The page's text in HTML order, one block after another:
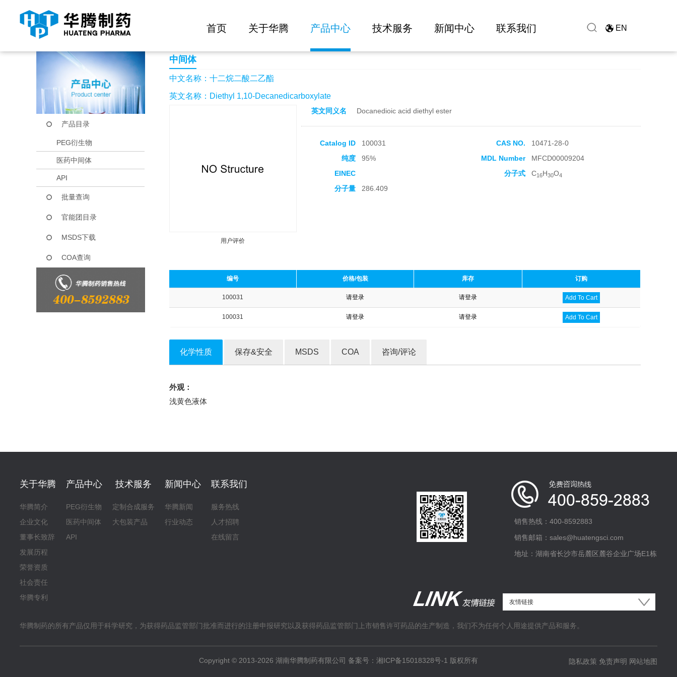
首页 关于华腾 产品中心 技术服务 新闻中心 联系我们 EN
当前位置： 首页 产品中心 十二烷二酸二乙酯
产品目录
PEG衍生物
医药中间体
API
批量查询
官能团目录
MSDS下载
COA查询
中间体
中文名称：十二烷二酸二乙酯
英文名称：Diethyl 1,10-Decanedicarboxylate
用户评价
收藏产品
英文同义名 Docanedioic acid diethyl ester
Catalog ID 100031 CAS NO.
10471-28-0
纯度
95% MDL Number
MFCD00009204
EINEC
分子式 C16H30O4
分子量 286.409
编号 价格/包装 库存 订购
100031 请登录 请登录 Add To Cart
100031 请登录 请登录 Add To Cart
化学性质 保存&安全 MSDS COA 咨询/评论
外观：
浅黄色液体
关于华腾
华腾简介
企业文化
董事长致辞
发展历程
荣誉资质
社会责任
华腾专利
产品中心
PEG衍生物
医药中间体
API
技术服务
定制合成服务
大包装产品
新闻中心
华腾新闻
行业动态
联系我们
服务热线
人才招聘
在线留言
销售热线：400-8592883
销售邮箱：sales@huatengsci.com
地址：湖南省长沙市岳麓区麓谷企业广场E1栋
华腾制药的所有产品仅用于科学研究，为获得药品监管部门批准而进行的注册申报研究以及获得药品监管部门上市销售许可药品的生产制造，我们不为任何个人用途提供产品和服务。
Copyright © 2013-2026 湖南华腾制药有限公司 备案号： 湘ICP备15018328号-1 版权所有 隐私政策 免责声明 网站地图